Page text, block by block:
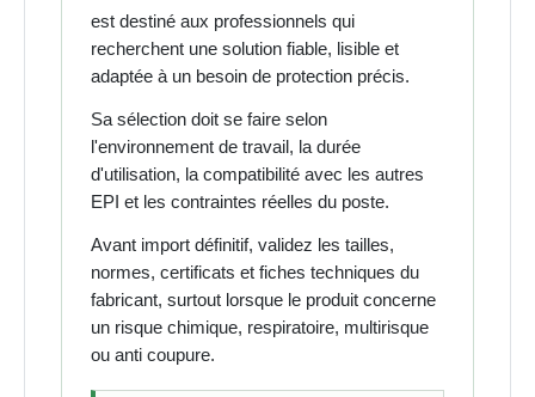
est destiné aux professionnels qui
recherchent une solution fiable, lisible et
adaptée à un besoin de protection précis.
Sa sélection doit se faire selon
l'environnement de travail, la durée
d'utilisation, la compatibilité avec les autres
EPI et les contraintes réelles du poste.
Avant import définitif, validez les tailles,
normes, certificats et fiches techniques du
fabricant, surtout lorsque le produit concerne
un risque chimique, respiratoire, multirisque
ou anti coupure.